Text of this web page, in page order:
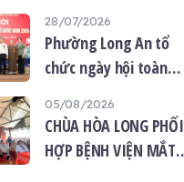
mùa Vu lan”
28/07/2026
Phường Long An tổ
chức ngày hội toàn
quốc năm 2026
05/08/2026
CHÙA HÒA LONG PHỐI
HỢP BỆNH VIỆN MẮT